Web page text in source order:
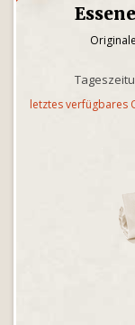
letztes verfügbares